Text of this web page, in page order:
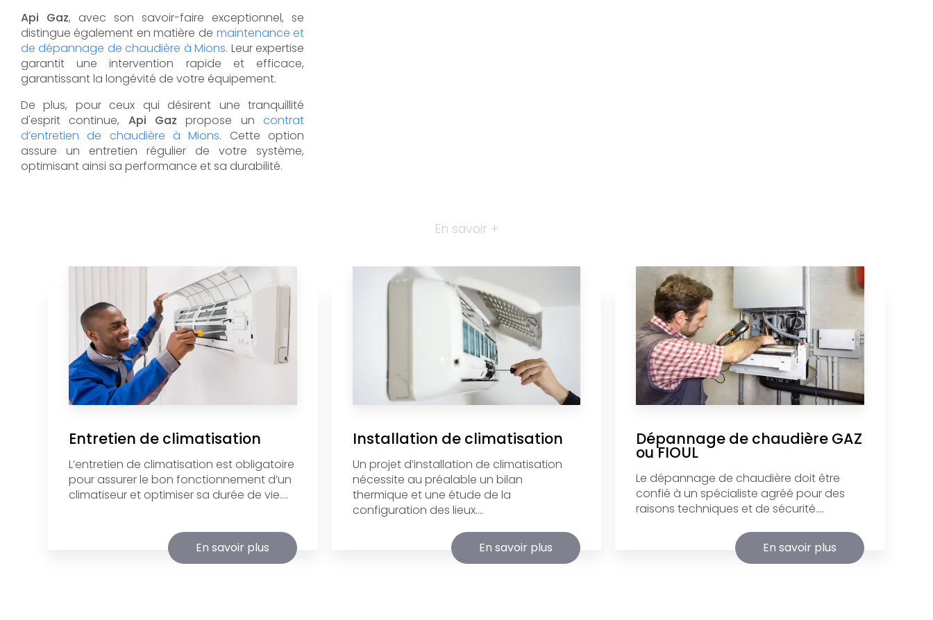
Api Gaz, avec son savoir-faire exceptionnel, se
distingue également en matière de maintenance et
de dépannage de chaudière à Mions. Leur expertise
garantit une intervention rapide et efficace,
garantissant la longévité de votre équipement.
De plus, pour ceux qui désirent une tranquillité
d'esprit continue, Api Gaz propose uncontrat
d’entretien de chaudière à Mions. Cette option
assure un entretien régulier de votre système,
optimisant ainsi sa performance et sa durabilité.
En savoir +
Entretien de climatisation
L’entretien de climatisation est obligatoire
pour assurer le bon fonctionnement d’un
climatiseur et optimiser sa durée de vie....
En savoir plus
Installation de climatisation
Un projet d’installation de climatisation
nécessite au préalable un bilan
thermique et une étude de la
configuration des lieux....
En savoir plus
Dépannage de chaudière GAZ
ou FIOUL
Le dépannage de chaudière doit être
confié à un spécialiste agréé pour des
raisons techniques et de sécurité....
En savoir plus